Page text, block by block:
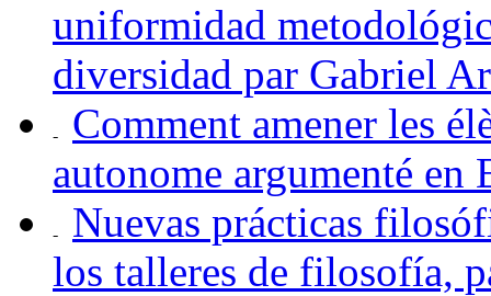
uniformidad
diversidad par Gabriel
Comment amener les
autonome argumenté en
Nuevas prácticas
los talleres de filosofía,